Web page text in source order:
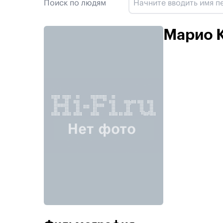
Поиск по людям
Марио